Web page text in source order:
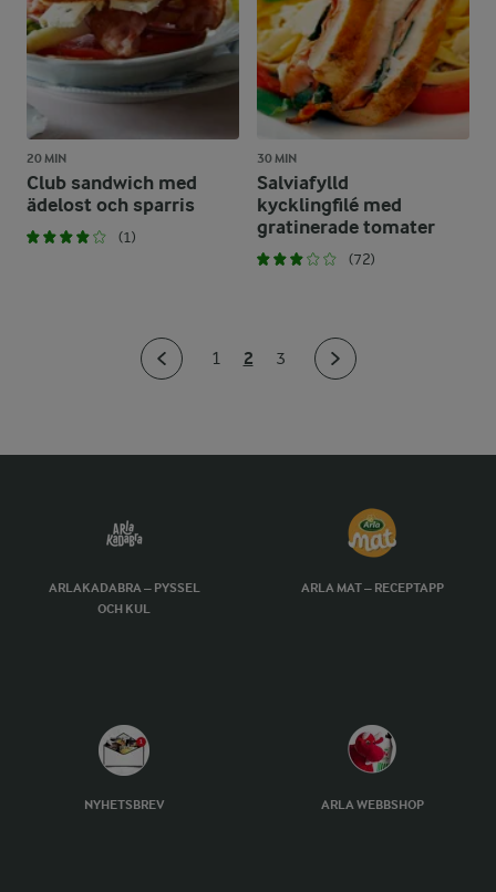
20 MIN
Club sandwich med
ädelost och sparris
(1)
30 MIN
Salviafylld
kycklingfilé med
gratinerade tomater
(72)
1 2 3
ARLAKADABRA – PYSSEL
OCH KUL
ARLA MAT – RECEPTAPP
NYHETSBREV ARLA WEBBSHOP